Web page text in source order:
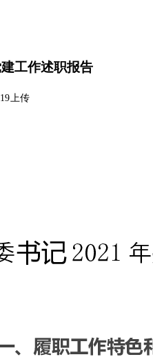
工作述职报告
上传